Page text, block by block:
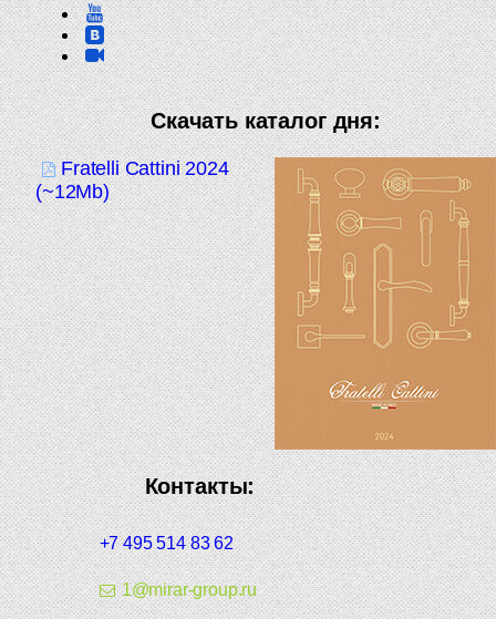
Скачать каталог дня:
Fratelli Cattini 2024
(~12Mb)
Контакты:
+7 495 514 83 62
1@mirar-group.ru